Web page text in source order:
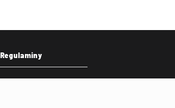
Regulaminy